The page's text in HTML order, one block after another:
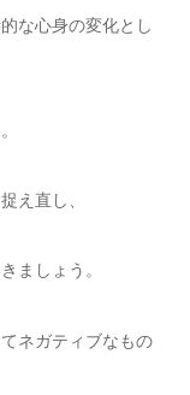
な心身の変化とし
え直し、
ましょう。
ネガティブなもの